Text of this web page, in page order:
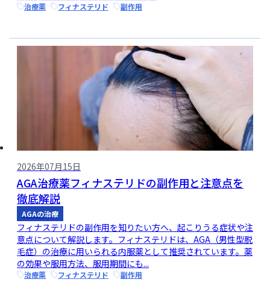
治療薬 フィナステリド 副作用
2026年07月15日
AGA治療薬フィナステリドの副作用と注意点を
徹底解説
AGAの治療
フィナステリドの副作用を知りたい方へ、起こりうる症状や注
意点について解説します。フィナステリドは、AGA（男性型脱
毛症）の治療に用いられる内服薬として推奨されています。薬
の効果や服用方法、服用期間にも...
治療薬 フィナステリド 副作用